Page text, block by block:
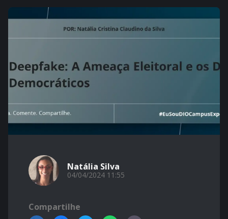
Natália Silva
04/04/2024 11:55
Compartilhe